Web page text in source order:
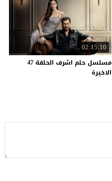
02:15:10
مسلسل حلم اشرف الحلقة 47
الاخيرة